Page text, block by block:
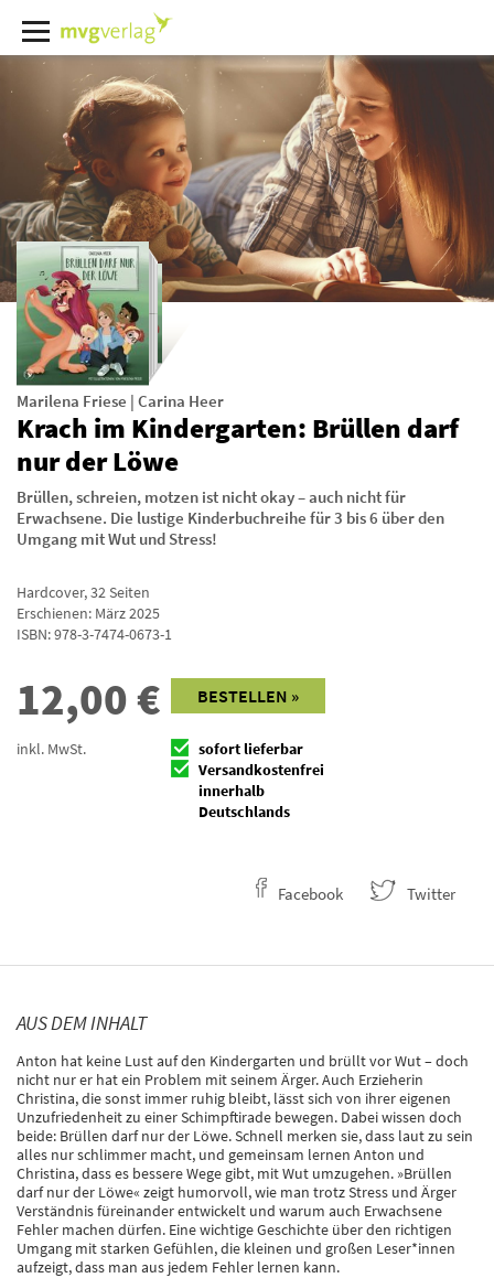
Marilena Friese | Carina Heer
Krach im Kindergarten: Brüllen darf
nur der Löwe
Brüllen, schreien, motzen ist nicht okay – auch nicht für
Erwachsene. Die lustige Kinderbuchreihe für 3 bis 6 über den
Umgang mit Wut und Stress!
Hardcover,32Seiten
Erschienen: März 2025
ISBN:978-3-7474-0673-1
12,00€
inkl. MwSt.
BESTELLEN »
sofort lieferbar
Versandkostenfrei
innerhalb
Deutschlands
Facebook Twitter
AUS DEM INHALT
Anton hat keine Lust auf den Kindergarten und brüllt vor Wut – doch
nicht nur er hat ein Problem mit seinem Ärger. Auch Erzieherin
Christina, die sonst immer ruhig bleibt, lässt sich von ihrer eigenen
Unzufriedenheit zu einer Schimpftirade bewegen. Dabei wissen doch
beide: Brüllen darf nur der Löwe. Schnell merken sie, dass laut zu sein
alles nur schlimmer macht, und gemeinsam lernen Anton und
Christina, dass es bessere Wege gibt, mit Wut umzugehen. »Brüllen
darf nur der Löwe« zeigt humorvoll, wie man trotz Stress und Ärger
Verständnis füreinander entwickelt und warum auch Erwachsene
Fehler machen dürfen. Eine wichtige Geschichte über den richtigen
Umgang mit starken Gefühlen, die kleinen und großen Leser*innen
aufzeigt, dass man aus jedem Fehler lernen kann.